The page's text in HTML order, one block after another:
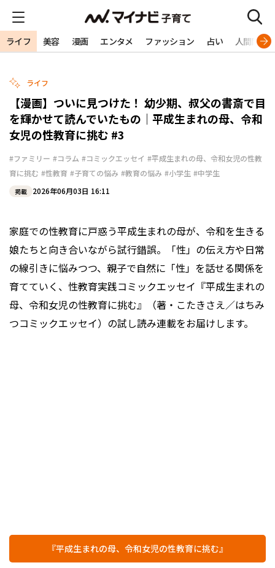
ライフ 美容 漫画 エンタメ ファッション 占い 人間関係
ライフ
【漫画】ついに見つけた！ 幼少期、叔父の書斎で目
を輝かせて読んでいたもの｜平成生まれの母、令和
女児の性教育に挑む #3
#ファミリー #コラム #コミックエッセイ #平成生まれの母、令和女児の性教
育に挑む #性教育 #子育ての悩み #教育の悩み #小学生 #中学生
掲載 2026年06月03日 16:11
家庭での性教育に戸惑う平成生まれの母が、令和を生きる
娘たちと向き合いながら試行錯誤。「性」の伝え方や日常
の線引きに悩みつつ、親子で自然に「性」を話せる関係を
育てていく、性教育実践コミックエッセイ『平成生まれの
母、令和女児の性教育に挑む』（著・こたきさえ／はちみ
つコミックエッセイ）の試し読み連載をお届けします。
『平成生まれの母、令和女児の性教育に挑む』